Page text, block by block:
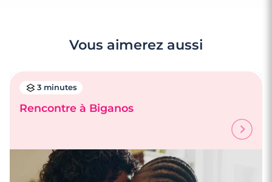
Vous aimerez aussi
3 minutes
Rencontre à Biganos